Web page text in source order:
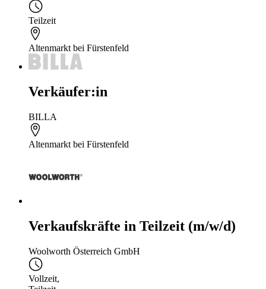
Teilzeit
Altenmarkt bei Fürstenfeld
Verkäufer:in
BILLA
Altenmarkt bei Fürstenfeld
Verkaufskräfte in Teilzeit (m/w/d)
Woolworth Österreich GmbH
Vollzeit,